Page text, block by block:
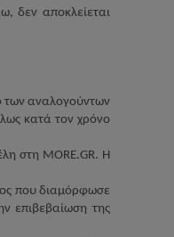
δεν αποκλείεται
των αναλογούντων
κατά τον χρόνο
στη MORE.GR. Η
που διαμόρφωσε
επιβεβαίωση της